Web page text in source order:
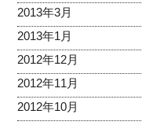
2013年3月
2013年1月
2012年12月
2012年11月
2012年10月